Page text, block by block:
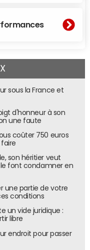
sous la France et
d'honneur à son
une faute
coûter 750 euros
son héritier veut
le font condamner en
une partie de votre
conditions
un vide juridique :
libre
endroit pour passer